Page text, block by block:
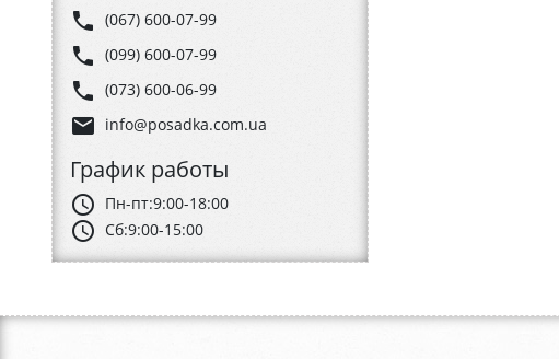
phone (067) 600-07-99
phone (099) 600-07-99
phone (073) 600-06-99
email info@posadka.com.ua
График работы
schedule Пн-пт:9:00-18:00
schedule Сб:9:00-15:00